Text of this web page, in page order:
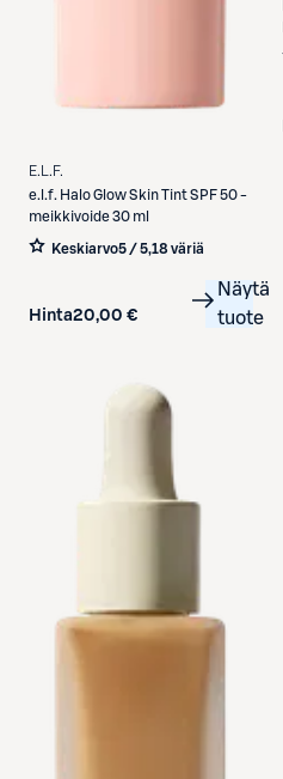
E.L.F.
e.l.f. Halo Glow Skin Tint SPF 50 -
meikkivoide 30 ml
Keskiarvo5 / 5,18 väriä
Hinta20,00 €
Näytä
tuote